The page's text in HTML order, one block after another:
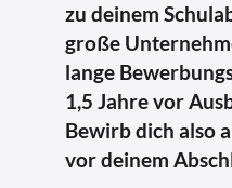
zu deinem
große
lange
1,5 Jahre vor
Bewirb dich also
vor deinem